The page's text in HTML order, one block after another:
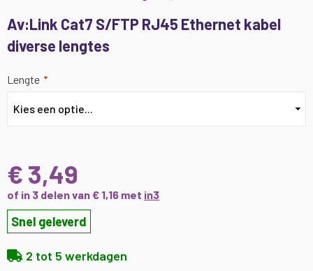
Av:Link Cat7 S/FTP RJ45 Ethernet kabel
diverse lengtes
Lengte
€ 3,49
of in 3 delen van € 1,16 met in3
Snel geleverd
2 tot 5 werkdagen
naar
het
van
afbeeldingen-